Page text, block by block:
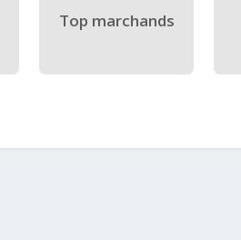
Top marchands